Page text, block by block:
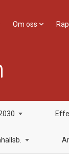
Om oss